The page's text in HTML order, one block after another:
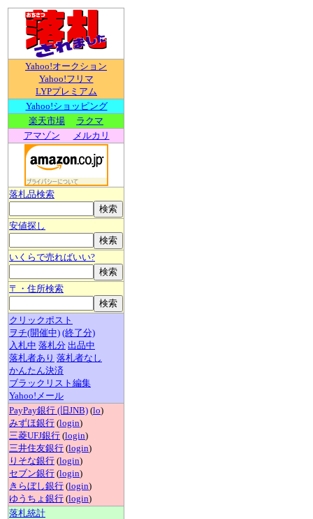
Yahoo!オークション
Yahoo!フリマ
LYPプレミアム
Yahoo!ショッピング
楽天市場
ラクマ
アマゾン
メルカリ
落札品検索
安値探し
いくらで売ればいい?
〒・住所検索
クリックポスト
ヲチ(開催中) (終了分)
入札中 落札分 出品中
落札者あり 落札者なし
かんたん決済
ブラックリスト編集
Yahoo!メール
PayPay銀行 (旧JNB) (lo)
みずほ銀行 (login)
三菱UFJ銀行 (login)
三井住友銀行 (login)
りそな銀行 (login)
セブン銀行 (login)
きらぼし銀行 (login)
ゆうちょ銀行 (login)
落札統計